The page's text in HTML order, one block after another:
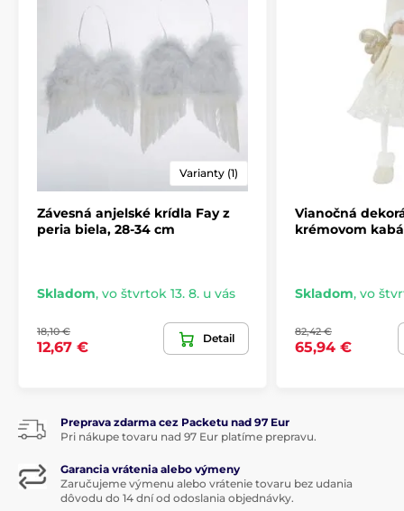
Produkt je zaradený v kategóriách
Vianočné dekorácie Anjeli
Vianočná ľadová kolekcia
Varianty (1)
Závesná anjelské krídla Fay z
peria biela, 28-34 cm
Skladom, vo štvrtok 13. 8. u vás
18,10 €
12,67 €
Detail
Vianočná
krémovom
Skladom, vo
82,42 €
65,94 €
Preprava zdarma cez Packetu nad 97 Eur
Pri nákupe tovaru nad 97 Eur platíme prepravu.
Garancia vrátenia alebo výmeny
Zaručujeme výmenu alebo vrátenie tovaru bez udania
dôvodu do 14 dní od odoslania objednávky.